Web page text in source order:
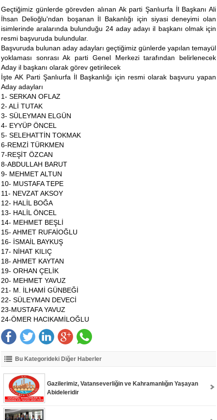
Geçtiğimiz günlerde görevden alınan Ak parti Şanlıurfa İl Başkanı Ali
İhsan Delioğlu'ndan boşanan İl Bakanlığı için siyasi deneyimi olan
isimlerinde aralarında bulunduğu 24 aday adayı il başkanı olmak için
resmi başvuruda bulundular.
Başvuruda bulunan aday adayları geçtiğimiz günlerde yapılan temayül
yoklaması sonrası Ak parti Genel Merkezi tarafından belirlenecek
Aday il başkanı olarak görev getirilecek
İşte AK Parti Şanlıurfa İl Başkanlığı için resmi olarak başvuru yapan
Aday adayları
1- SERKAN OFLAZ
2- ALİ TUTAK
3- SÜLEYMAN ELGÜN
4- EYYÜP ÖNCEL
5- SELEHATTİN TOKMAK
6-REMZİ TÜRKMEN
7-REŞİT ÖZCAN
8-ABDULLAH BARUT
9- МЕНMET ALTUN
10- MUSTAFA TEPE
11- NEVZAT AKSOY
12- HALİL BOĞA
13- HALİL ÖNCEL
14- MEHMET BEŞLİ
15- AHMET RUFAİOĞLU
16- İSMAİL BAYKUŞ
17- NİHAT KILIÇ
18- AHMET ΚΑΥΤΑΝ
19- ORHAN ÇELİK
20- МЕНМET YAVUZ
21- M. İLHAMİ GÜNBEĞİ
22- SÜLEYMAN DEVECİ
23-MUSTAFA YAVUZ
24-ÖMER HACIKAMİLOĞLU
Bu Kategorideki Diğer Haberler
Gazilerimiz, Vatanseverliğin ve Kahramanlığın Yaşayan
Abideleridir